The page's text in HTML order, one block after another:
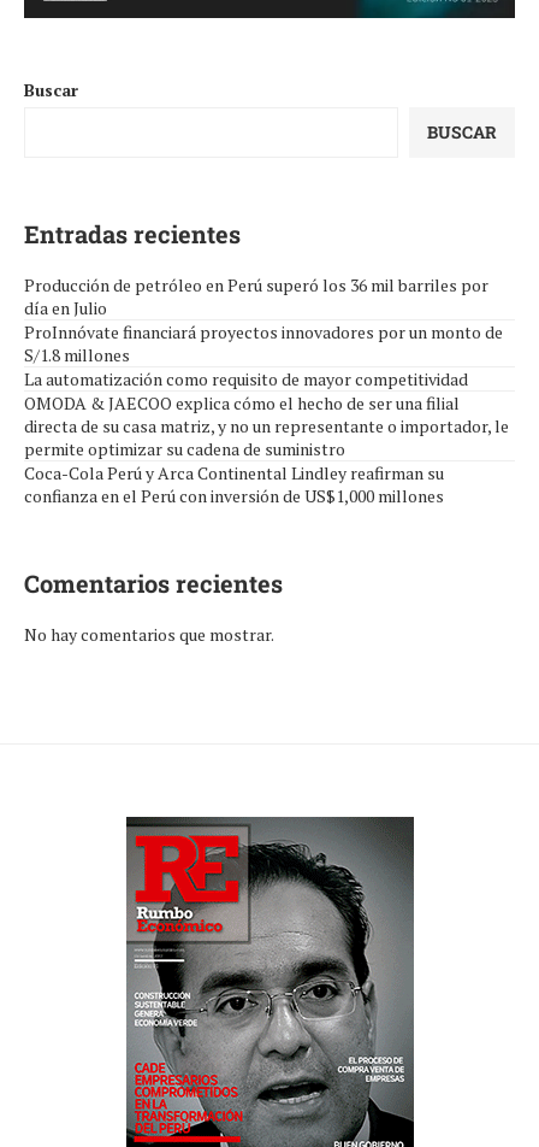
Buscar
BUSCAR
Entradas recientes
Producción de petróleo en Perú superó los 36 mil barriles por
día en Julio
ProInnóvate financiará proyectos innovadores por un monto de
S/1.8 millones
La automatización como requisito de mayor competitividad
OMODA & JAECOO explica cómo el hecho de ser una filial
directa de su casa matriz, y no un representante o importador, le
permite optimizar su cadena de suministro
Coca-Cola Perú y Arca Continental Lindley reafirman su
confianza en el Perú con inversión de US$1,000 millones
Comentarios recientes
No hay comentarios que mostrar.